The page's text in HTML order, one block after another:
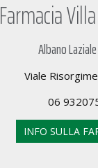
Farmacia
Albano
Viale
06
INFO SULLA